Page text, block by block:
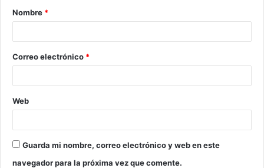
Nombre *
Correo electrónico *
Web
Guarda mi nombre, correo electrónico y web en este
navegador para la próxima vez que comente.